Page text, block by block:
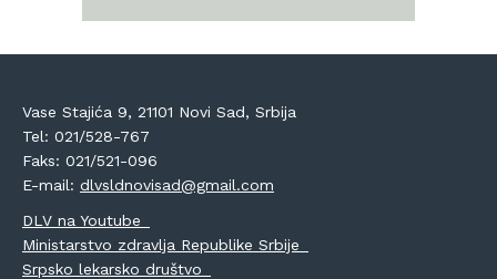
Vase Stajića 9, 21101 Novi Sad, Srbija
Tel: 021/528-767
Faks: 021/521-096
E-mail: dlvsldnovisad@gmail.com
DLV na Youtube
Ministarstvo zdravlja Republike Srbije
Srpsko lekarsko društvo